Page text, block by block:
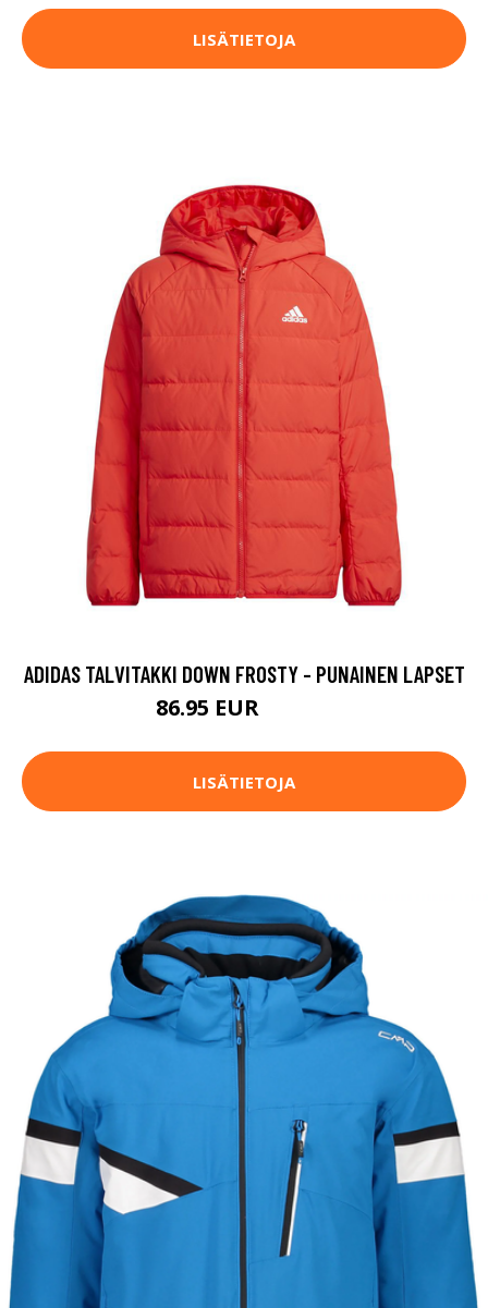
LISÄTIETOJA
ADIDAS TALVITAKKI DOWN FROSTY - PUNAINEN LAPSET
86.95 EUR
LISÄTIETOJA